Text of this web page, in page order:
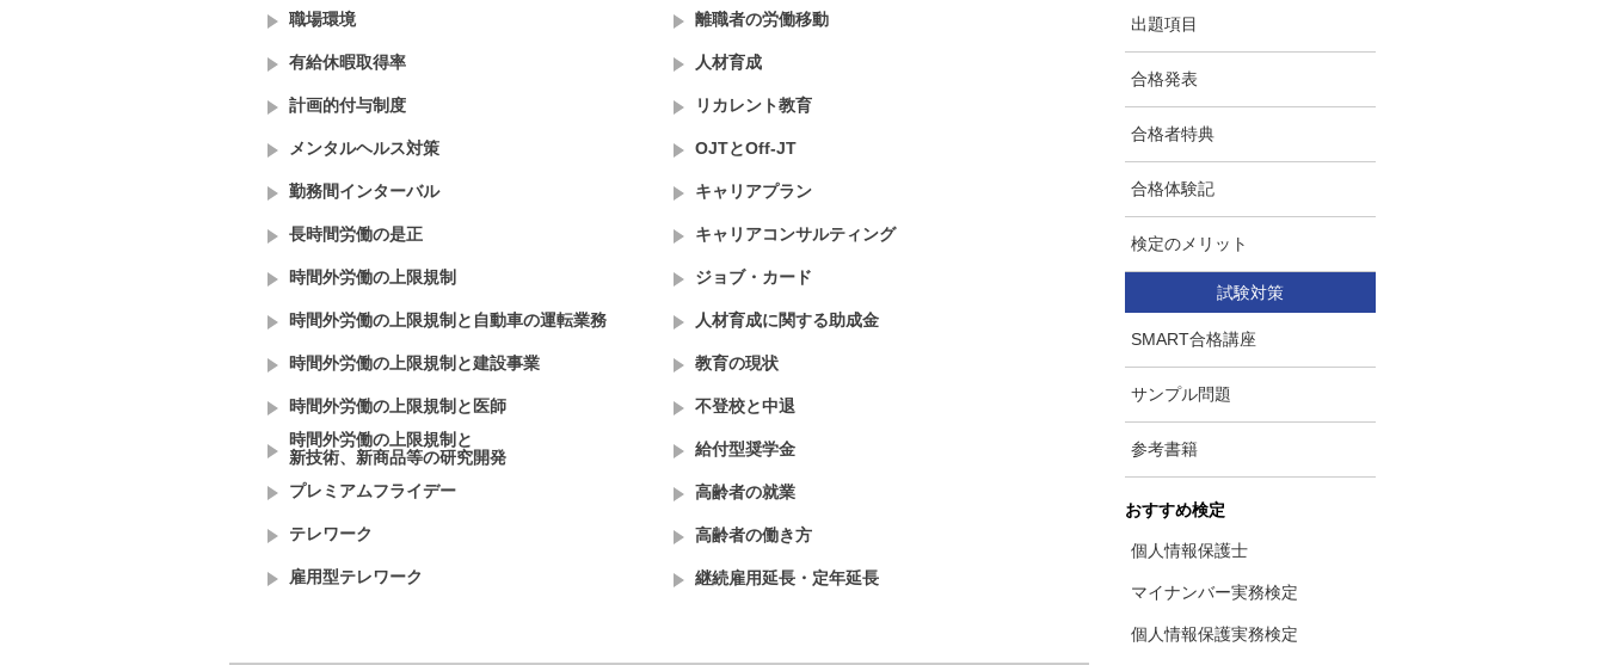
職場環境
有給休暇取得率
計画的付与制度
メンタルヘルス対策
勤務間インターバル
長時間労働の是正
時間外労働の上限規制
時間外労働の上限規制と自動車の運転業務
時間外労働の上限規制と建設事業
時間外労働の上限規制と医師
時間外労働の上限規制と
新技術、新商品等の研究開発
プレミアムフライデー
テレワーク
雇用型テレワーク
離職者の労働移動
人材育成
リカレント教育
OJTとOff-JT
キャリアプラン
キャリアコンサルティング
ジョブ・カード
人材育成に関する助成金
教育の現状
不登校と中退
給付型奨学金
高齢者の就業
高齢者の働き方
継続雇用延長・定年延長
出題項目
合格発表
合格者特典
合格体験記
検定のメリット
試験対策
SMART合格講座
サンプル問題
参考書籍
おすすめ検定
個人情報保護士
マイナンバー実務検定
個人情報保護実務検定